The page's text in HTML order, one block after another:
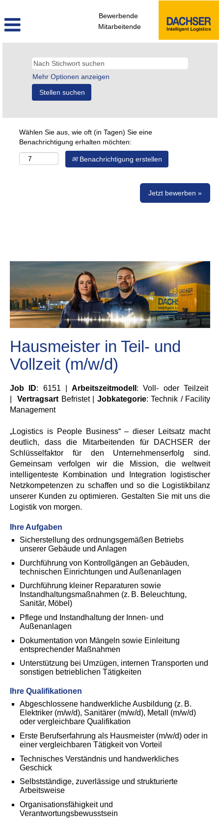
Bewerbende
Mitarbeitende
Mehr Optionen anzeigen
Wählen Sie aus, wie oft (in Tagen) Sie eine
Benachrichtigung erhalten möchten:
Benachrichtigung erstellen
Jetzt bewerben »
Hausmeister in Teil- und
Vollzeit (m/w/d)
Job ID: 6151 |Arbeitszeitmodell : Voll- oder Teilzeit
Vertragsart Befristet | Jobkategorie: Technik / Facility
Management
„Logistics is People Business“ – dieser Leitsatz macht
deutlich, dass die Mitarbeitenden für DACHSER der
Schlüsselfaktor für den Unternehmenserfolg sind.
Gemeinsam verfolgen wir die Mission, die weltweit
intelligenteste Kombination und Integration logistischer
Netzkompetenzen zu schaffen und so die Logistikbilanz
unserer Kunden zu optimieren. Gestalten Sie mit uns die
Logistik von morgen.
Ihre Aufgaben
Sicherstellung des ordnungsgemäßen Betriebs
unserer Gebäude und Anlagen
Durchführung von Kontrollgängen an Gebäuden,
technischen Einrichtungen und Außenanlagen
Durchführung kleiner Reparaturen sowie
Instandhaltungsmaßnahmen (z. B. Beleuchtung,
Sanitär, Möbel)
Pflege und Instandhaltung der Innen- und
Außenanlagen
Dokumentation von Mängeln sowie Einleitung
entsprechender Maßnahmen
Unterstützung bei Umzügen, internen Transporten und
sonstigen betrieblichen Tätigkeiten
Ihre Qualifikationen
Abgeschlossene handwerkliche Ausbildung (z. B.
Elektriker (m/w/d), Sanitärer (m/w/d), Metall (m/w/d)
oder vergleichbare Qualifikation
Erste Berufserfahrung als Hausmeister (m/w/d) oder in
einer vergleichbaren Tätigkeit von Vorteil
Technisches Verständnis und handwerkliches
Geschick
Selbstständige, zuverlässige und strukturierte
Arbeitsweise
Organisationsfähigkeit und
Verantwortungsbewusstsein